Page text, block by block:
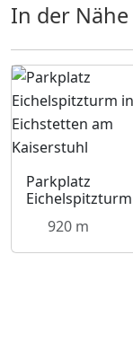
In der Nähe
Parkplatz
Eichelspitzturm
920 m